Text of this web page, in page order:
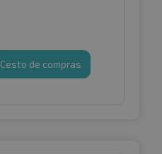
Cesto de compras